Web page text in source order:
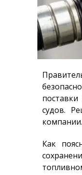
судов.
компании.
Как